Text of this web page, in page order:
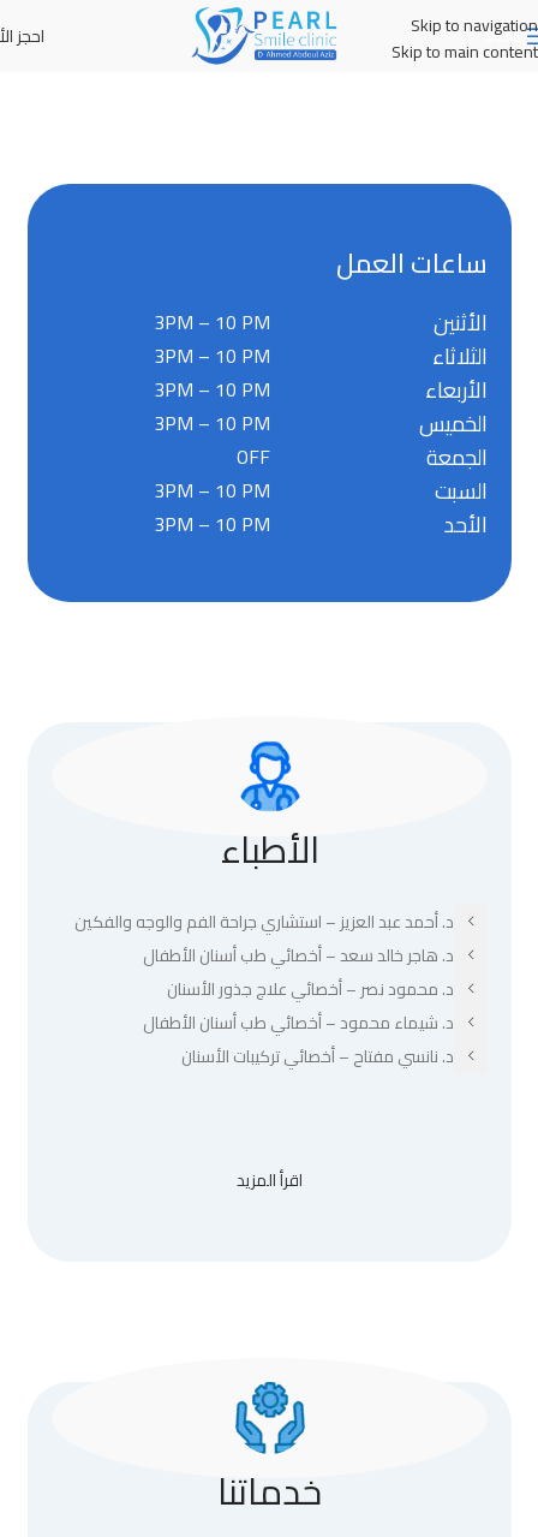
Skip to navigation
Skip to main content
MENU احجز
ساعات العمل
3PM – 10 PM الأثنين
3PM – 10 PM الثلاثاء
3PM – 10 PM الأربعاء
3PM – 10 PM الخميس
OFF الجمعة
3PM – 10 PM السبت
3PM – 10 PM الأحد
الأطباء
د. أحمد عبد العزيز – استشاري جراحة الفم والوجه والفكين
د. هاجر خالد سعد – أخصائي طب أسنان الأطفال
د. محمود نصر – أخصائي علاج جذور الأسنان
د. شيماء محمود – أخصائي طب أسنان الأطفال
د. نانسي مفتاح – أخصائي تركيبات الأسنان
اقرأ المزيد
خدماتنا